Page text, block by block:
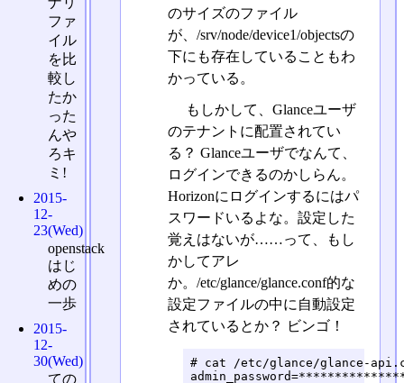
のサイズのファイル
が、/srv/node/device1/objectsの
下にも存在していることもわ
かっている。
もしかして、Glanceユーザ
のテナントに配置されてい
る？ Glanceユーザでなんて、
ログインできるのかしらん。
Horizonにログインするにはパ
スワードいるよな。設定した
覚えはないが……って、もし
かしてアレ
か。/etc/glance/glance.conf的な
設定ファイルの中に自動設定
されているとか？ ビンゴ！
# cat /etc/glance/glance-
ファ
イル
を比
較し
たか
った
んや
ろキ
ミ!
2015-
12-
23(Wed)
openstack
はじ
めの
一歩
2015-
12-
30(Wed)
ての